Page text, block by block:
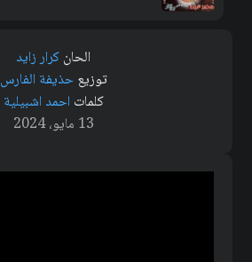
الحانكرار زايد
توزيعحذيفة الفارس
كلمات احمد اشبيلية
13 مايو، 2024